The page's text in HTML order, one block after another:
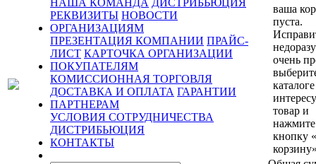
НАША КОМАНДА ДИСТРИБЬЮЦИЯ
РЕКВИЗИТЫ НОВОСТИ
ОРГАНИЗАЦИЯМ
ПРЕЗЕНТАЦИЯ КОМПАНИИ ПРАЙС-
ЛИСТ КАРТОЧКА ОРГАНИЗАЦИИ
ПОКУПАТЕЛЯМ
КОМИССИОННАЯ ТОРГОВЛЯ
ДОСТАВКА И ОПЛАТА ГАРАНТИИ
ПАРТНЕРАМ
УСЛОВИЯ СОТРУДНИЧЕСТВА
ДИСТРИБЬЮЦИЯ
КОНТАКТЫ
ваша
пуста.
очень
каталоге
товар и
нажмите
кнопку